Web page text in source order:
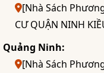
[Nhà Sách
CƯ QUẬN NINH
Quảng Ninh:
[Nhà Sách